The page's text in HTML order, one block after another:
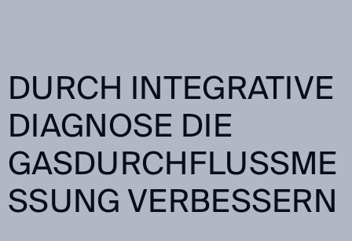
DURCH INTEGRATIVE
DIAGNOSE DIE
GASDURCHFLUSSME
SSUNG VERBESSERN